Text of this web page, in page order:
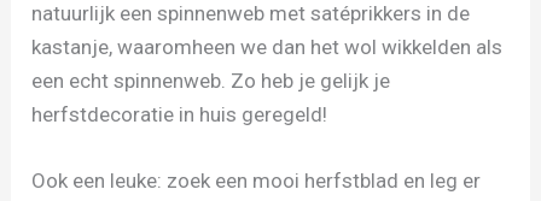
natuurlijk een spinnenweb met satéprikkers in de
kastanje, waaromheen we dan het wol wikkelden als
een echt spinnenweb. Zo heb je gelijk je
herfstdecoratie in huis geregeld!
Ook een leuke: zoek een mooi herfstblad en leg er